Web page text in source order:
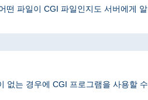
떤 파일이 CGI 파일인지도 서버에게
없는 경우에 CGI 프로그램을 사용할